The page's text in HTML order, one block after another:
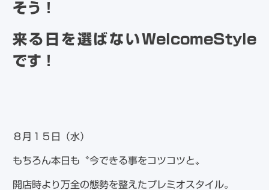
そう！
来る日を選ばないWelcomeStyle
です！
８月１５日（水）
もちろん本日も〝今できる事をコツコツと〟
開店時より万全の態勢を整えたプレミオスタイル。